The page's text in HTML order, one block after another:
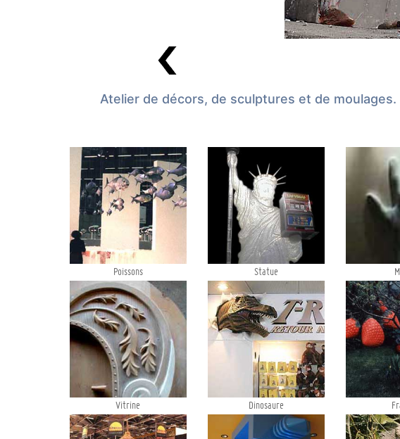
Atelier de décors, de sculptures et de
Poissons Statue
Vitrine Dinosaure